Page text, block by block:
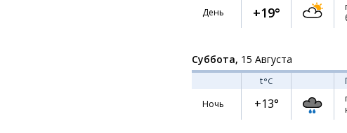
День +19°
Суббота, 15 Августа
t°C
Ночь
+13°